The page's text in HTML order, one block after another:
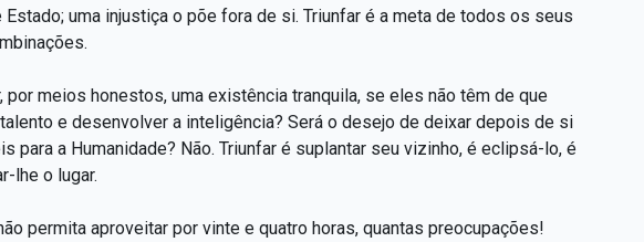
uma injustiça o põe fora de si. Triunfar é a meta de todos os seus
por meios honestos, uma existência tranquila, se eles não têm de que
e desenvolver a inteligência? Será o desejo de deixar depois de si
para a Humanidade? Não. Triunfar é suplantar seu vizinho, é eclipsá-lo, é
lhe o lugar.
permita aproveitar por vinte e quatro horas, quantas preocupações!